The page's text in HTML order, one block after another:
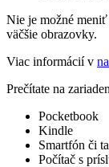
Nie je možné
väčšie obrazovky.
Viac informácií v
Prečítate na
Pocketbook
Kindle
Smartfón či
Počítač s